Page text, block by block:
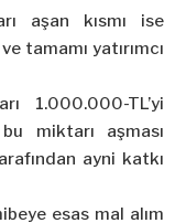
aşan kısmı ise
tamamı yatırımcı
1.000.000-TL’yi
miktarı aşması
ayni katkı
esas mal alım